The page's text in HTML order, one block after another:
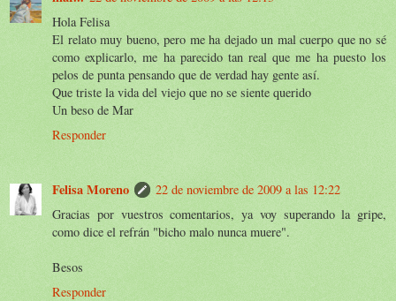
Hola Felisa
El relato muy bueno, pero me ha dejado un mal cuerpo que no sé
como explicarlo, me ha parecido tan real que me ha puesto los
pelos de punta pensando que de verdad hay gente así.
Que triste la vida del viejo que no se siente querido
Un beso de Mar
Responder
Felisa Moreno
22 de noviembre de 2009 a las 12:22
Gracias por vuestros comentarios, ya voy superando la gripe,
como dice el refrán "bicho malo nunca muere".
Besos
Responder